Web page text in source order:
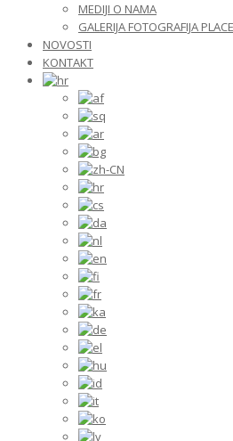
MEDIJI O NAMA
GALERIJA FOTOGRAFIJA
NOVOSTI
KONTAKT